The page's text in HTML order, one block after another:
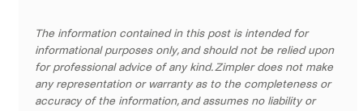
The information contained in this post is intended for
informational purposes only, and should not be relied upon
for professional advice of any kind. Zimpler does not make
any representation or warranty as to the completeness or
accuracy of the information, and assumes no liability or